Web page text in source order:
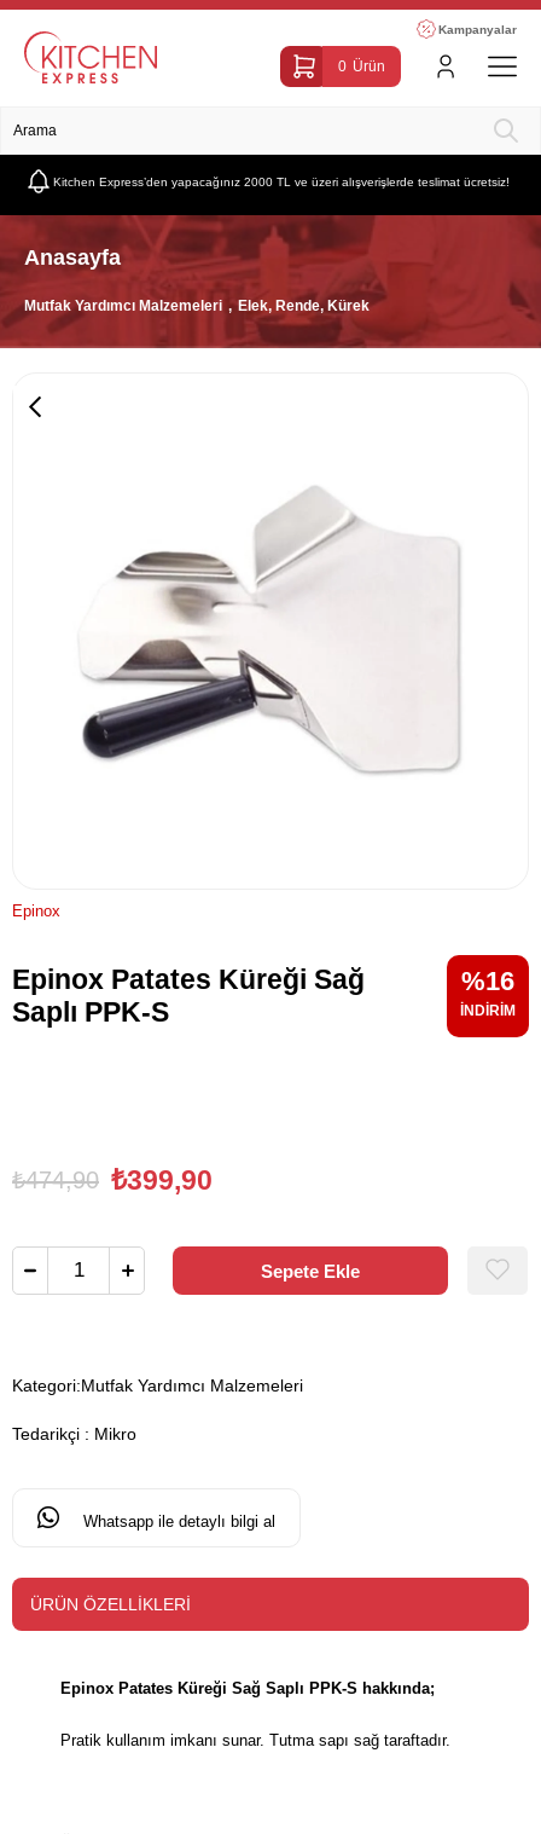
Kampanyalar
0 Ürün
Kitchen Express’den yapacağınız 2000 TL ve üzeri alışverişlerde teslimat ücretsiz!
Anasayfa
Mutfak Yardımcı Malzemeleri Elek, Rende, Kürek
Epinox
Epinox Patates Küreği Sağ
Saplı PPK-S
16
₺474,90 ₺399,90
Kategori:Mutfak Yardımcı Malzemeleri
Tedarikçi : Mikro
Whatsapp ile detaylı bilgi al
ÜRÜN ÖZELLIKLERI
Epinox Patates Küreği Sağ Saplı PPK-S hakkında;
Pratik kullanım imkanı sunar. Tutma sapı sağ taraftadır.